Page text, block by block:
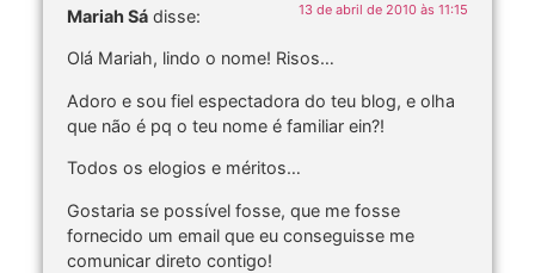
Mariah Sá disse: 13 de abril de 2010 às 11:15
Olá Mariah, lindo o nome! Risos…
Adoro e sou fiel espectadora do teu blog, e olha
que não é pq o teu nome é familiar ein?!
Todos os elogios e méritos…
Gostaria se possível fosse, que me fosse
fornecido um email que eu conseguisse me
comunicar direto contigo!